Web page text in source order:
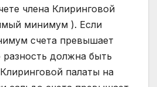
члена Клиринговой
минимум ). Если
счета превышает
разность должна быть
палаты на